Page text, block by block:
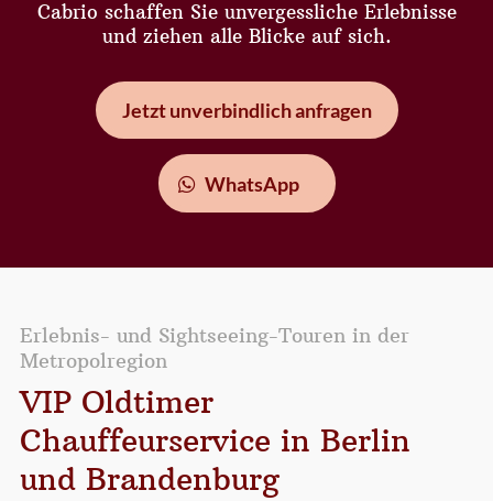
Cabrio schaffen Sie unvergessliche Erlebnisse
und ziehen alle Blicke auf sich.
Jetzt unverbindlich anfragen
WhatsApp
Erlebnis- und Sightseeing-Touren in der
Metropolregion
VIP Oldtimer
Chauffeurservice in Berlin
und Brandenburg